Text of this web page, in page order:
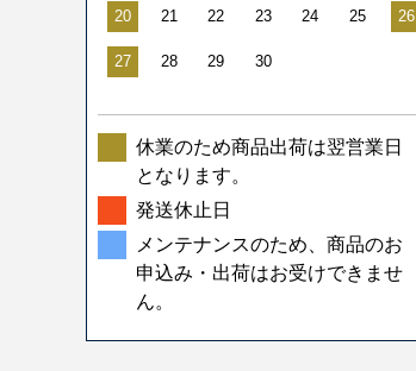
20 21 22 23 24 25 26
27 28 29 30
休業のため商品出荷は翌営業日
となります。
発送休止日
メンテナンスのため、商品のお
申込み・出荷はお受けできませ
ん。